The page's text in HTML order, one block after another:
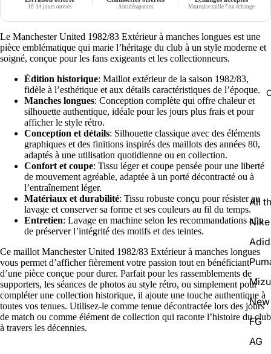
All
Nike
FG
AG
10-14 jours ouvrés Antidérapantes Mauvaise taille ? on échange
Le Manchester United 1982/83 Extérieur à manches longues est une
pièce emblématique qui marie l’héritage du club à un style moderne et
soigné, conçue pour les fans exigeants et les collectionneurs.
Édition historique: Maillot extérieur de la saison 1982/83,
fidèle à l’esthétique et aux détails caractéristiques de l’époque.
Manches longues: Conception complète qui offre chaleur et
silhouette authentique, idéale pour les jours plus frais et pour
afficher le style rétro.
Conception et détails: Silhouette classique avec des éléments
graphiques et des finitions inspirés des maillots des années 80,
adaptés à une utilisation quotidienne ou en collection.
Confort et coupe: Tissu léger et coupe pensée pour une liberté
de mouvement agréable, adaptée à un porté décontracté ou à
l’entraînement léger.
Matériaux et durabilité: Tissu robuste conçu pour résister au
lavage et conserver sa forme et ses couleurs au fil du temps.
Entretien: Lavage en machine selon les recommandations afin
de préserver l’intégrité des motifs et des teintes.
Ce maillot Manchester United 1982/83 Extérieur à manches longues
vous permet d’afficher fièrement votre passion tout en bénéficiant
d’une pièce conçue pour durer. Parfait pour les rassemblements de
supporters, les séances de photos au style rétro, ou simplement pour
compléter une collection historique, il ajoute une touche authentique à
toutes vos tenues. Utilisez-le comme tenue décontractée lors des jours
de match ou comme élément de collection qui raconte l’histoire du club
à travers les décennies.